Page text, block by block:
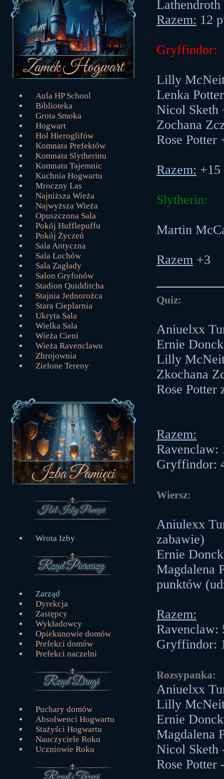
Aula HP School
Biblioteka
Grota Smoka
Hogwart
Hol Hieroglifów
Komnata Prefektów
Komnata Slytherinu
Komnata Tajemnic
Kuchnia Hogwartu
Mroczny Las
Najniższa Wieża
Najwyższa Wieża
Opuszczona Sala
Pokój Hufflepuffu
Pokój Życzeń
Sala Antyczna
Sala Lochów
Sala Zagłady
Salon Gryfonów
Stadion Quidditcha
Stajnia Jednorożca
Stara Cieplarnia
Ukryta Sala
Wielka Sala
Wieża Cieni
Wieża Ravenclawu
Zbrojownia
Zielone Tereny
Wrota Izby
Zarząd
Dyrekcja
Zastępcy
Wykładowcy
Opiekunowie domów
Prefekci domów
Prefekci naczelni
Puchary domów
Absolwenci Hogwartu
Stażyści Hogwartu
Nauczyciele Roku
Uczniowie Roku
Lathendroth
Razem: 12
Gryffindor:
Lilly
Lenka
Nicol Sketh
Zochana
Rose Potter
Razem: +15
Slytherin:
Martin
Razem +3
Quiz:
Aniuelxx
Ernie
Lilly
Zkochana
Rose
Razem:
Ravenclaw:
Gryffindor:
Wiersz:
Aniulexx
zabawie)
Ernie
Magdalena
punktów
Razem:
Ravenclaw:
Gryffindor:
Rozsypanka:
Aniuelxx
Lilly
Ernie
Magdalena
Nicol Sketh
Rose